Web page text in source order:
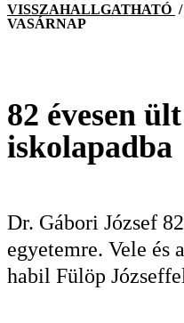
VISSZAHALLGATHATÓ /
VASÁRNAP
82 évesen
iskolapadba
Dr. Gábori József
egyetemre. Vele és
habil Fülöp